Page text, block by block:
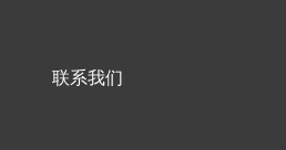
联系我们